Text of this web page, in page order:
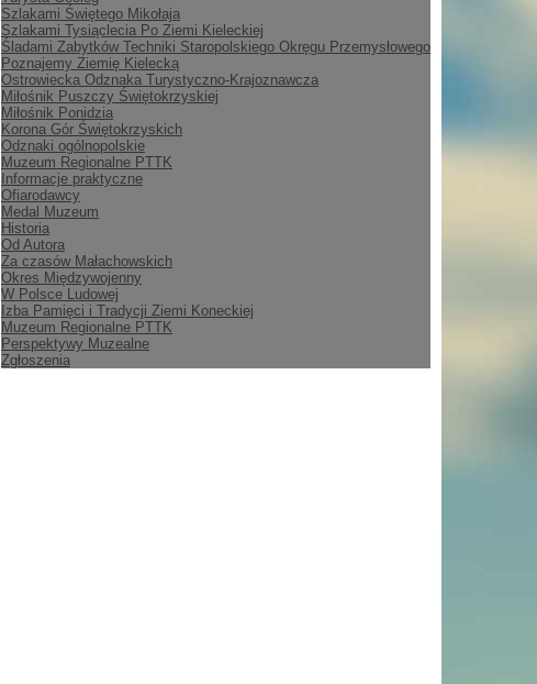
Szlakami Świętego Mikołaja
Szlakami Tysiąclecia Po Ziemi Kieleckiej
Śladami Zabytków Techniki Staropolskiego Okręgu Przemysłowego
Poznajemy Ziemię Kielecką
Ostrowiecka Odznaka Turystyczno-Krajoznawcza
Miłośnik Puszczy Świętokrzyskiej
Miłośnik Ponidzia
Korona Gór Świętokrzyskich
Odznaki ogólnopolskie
Muzeum Regionalne PTTK
Informacje praktyczne
Ofiarodawcy
Medal Muzeum
Historia
Od Autora
Za czasów Małachowskich
Okres Międzywojenny
W Polsce Ludowej
Izba Pamięci i Tradycji Ziemi Koneckiej
Muzeum Regionalne PTTK
Perspektywy Muzealne
Zgłoszenia